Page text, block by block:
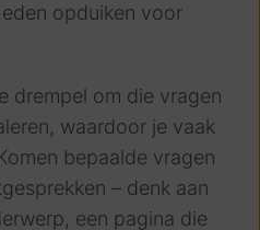
opduiken voor
drempel om die vragen
waardoor je vaak
bepaalde vragen
– denk aan
een pagina die